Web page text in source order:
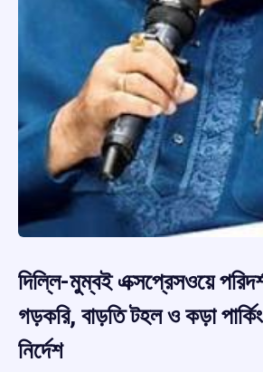
দিল্লি-মুম্বই এক্সপ্রেসওয়ে
গড়করি, বাড়তি টহল ও কড়া পার্কিং
নির্দেশ